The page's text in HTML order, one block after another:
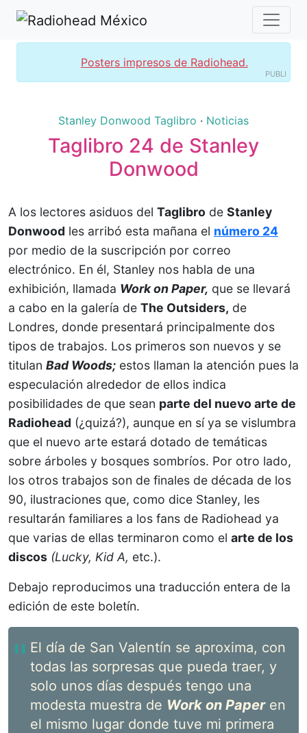
Posters impresos de Radiohead.
PUBLI
Stanley Donwood Taglibro · Noticias
Taglibro 24 de Stanley
Donwood
A los lectores asiduos del Taglibro de Stanley
Donwood les arribó esta mañana el número 24
por medio de la suscripción por correo
electrónico. En él, Stanley nos habla de una
exhibición, llamada Work on Paper, que se llevará
a cabo en la galería de The Outsiders, de
Londres, donde presentará principalmente dos
tipos de trabajos. Los primeros son nuevos y se
titulan Bad Woods; estos llaman la atención pues la
especulación alrededor de ellos indica
posibilidades de que sean parte del nuevo arte de
Radiohead (¿quizá?), aunque en sí ya se vislumbra
que el nuevo arte estará dotado de temáticas
sobre árboles y bosques sombríos. Por otro lado,
los otros trabajos son de finales de década de los
90, ilustraciones que, como dice Stanley, les
resultarán familiares a los fans de Radiohead ya
que varias de ellas terminaron como el arte de los
discos (Lucky, Kid A, etc.).
Debajo reproducimos una traducción entera de la
edición de este boletín.
El día de San Valentín se aproxima, con
todas las sorpresas que pueda traer, y
solo unos días después tengo una
modesta muestra de Work on Paperen
el mismo lugar donde tuve mi primera